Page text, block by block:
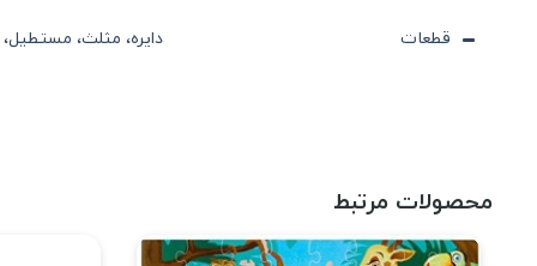
قطعات
دایره، مثلث،
محصولات مرتبط